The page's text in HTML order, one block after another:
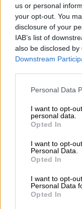
us or personal
your opt-out. You
disclosure of your
IAB’s list of
also be disclosed
Downstream
Please note that
not limited to your
grant or deny
use your data for
consent section.
Personal Data
I want to opt-
personal data.
Opted In
I want to opt-
Personal Data.
Opted In
I want to opt-
Personal Data
Opted In
οποίες συχνά
της
και
εξουσιαστή.
σώμα ήταν,
νόμισμα
αρχοντικό
γεμάτο μυστικά.
Πετάω:Τον
που έκανε